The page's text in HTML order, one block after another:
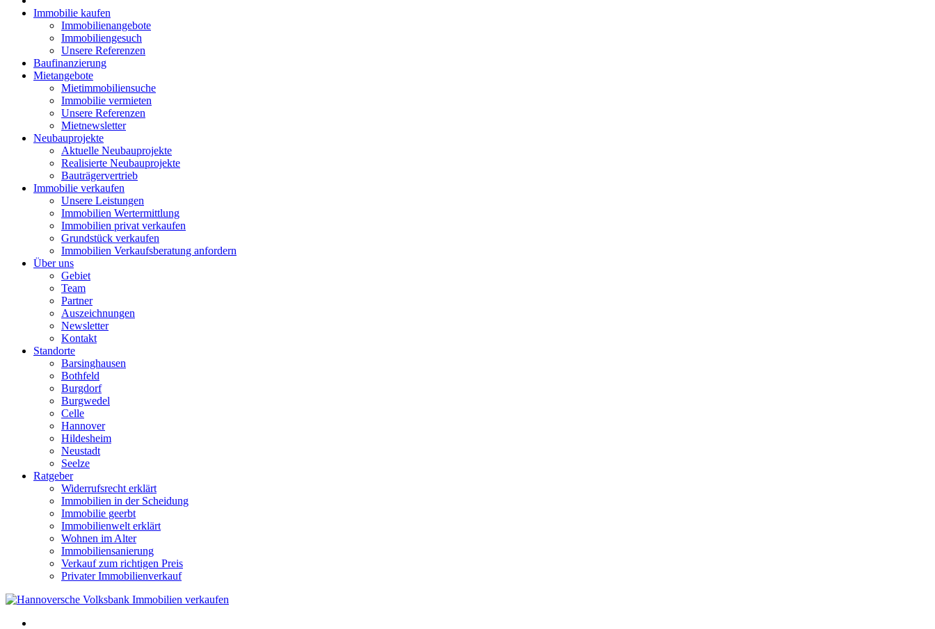
Immobilie kaufen
Immobilienangebote
Immobiliengesuch
Unsere Referenzen
Baufinanzierung
Mietangebote
Mietimmobiliensuche
Immobilie vermieten
Unsere Referenzen
Mietnewsletter
Neubauprojekte
Aktuelle Neubauprojekte
Realisierte Neubauprojekte
Bauträgervertrieb
Immobilie verkaufen
Unsere Leistungen
Immobilien Wertermittlung
Immobilien privat verkaufen
Grundstück verkaufen
Immobilien Verkaufsberatung anfordern
Über uns
Gebiet
Team
Partner
Auszeichnungen
Newsletter
Kontakt
Standorte
Barsinghausen
Bothfeld
Burgdorf
Burgwedel
Celle
Hannover
Hildesheim
Neustadt
Seelze
Ratgeber
Widerrufsrecht erklärt
Immobilien in der Scheidung
Immobilie geerbt
Immobilienwelt erklärt
Wohnen im Alter
Immobiliensanierung
Verkauf zum richtigen Preis
Privater Immobilienverkauf